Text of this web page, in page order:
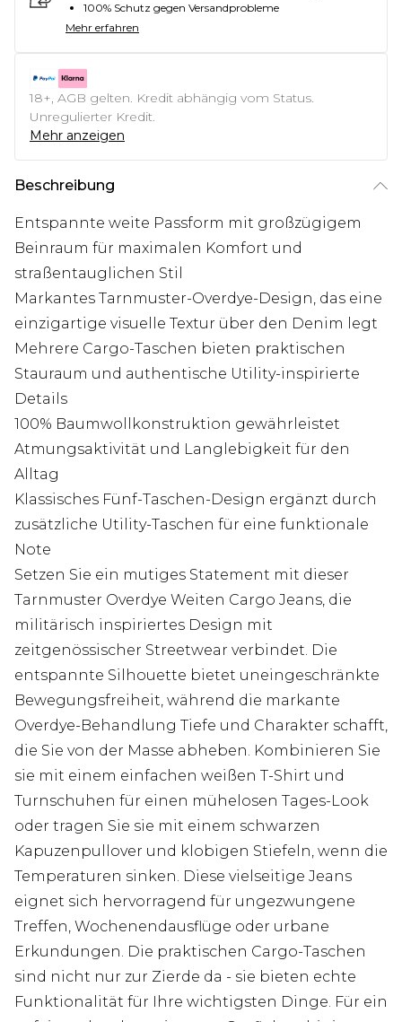
100% Schutz gegen Versandprobleme
Mehr erfahren
18+, AGB gelten. Kredit abhängig vom Status.
Unregulierter Kredit.
Mehr anzeigen
Beschreibung
Entspannte weite Passform mit großzügigem
Beinraum für maximalen Komfort und
straßentauglichen Stil
Markantes Tarnmuster-Overdye-Design, das eine
einzigartige visuelle Textur über den Denim legt
Mehrere Cargo-Taschen bieten praktischen
Stauraum und authentische Utility-inspirierte
Details
100% Baumwollkonstruktion gewährleistet
Atmungsaktivität und Langlebigkeit für den
Alltag
Klassisches Fünf-Taschen-Design ergänzt durch
zusätzliche Utility-Taschen für eine funktionale
Note
Setzen Sie ein mutiges Statement mit dieser
Tarnmuster Overdye Weiten Cargo Jeans, die
militärisch inspiriertes Design mit
zeitgenössischer Streetwear verbindet. Die
entspannte Silhouette bietet uneingeschränkte
Bewegungsfreiheit, während die markante
Overdye-Behandlung Tiefe und Charakter schafft,
die Sie von der Masse abheben. Kombinieren Sie
sie mit einem einfachen weißen T-Shirt und
Turnschuhen für einen mühelosen Tages-Look
oder tragen Sie sie mit einem schwarzen
Kapuzenpullover und klobigen Stiefeln, wenn die
Temperaturen sinken. Diese vielseitige Jeans
eignet sich hervorragend für ungezwungene
Treffen, Wochenendausflüge oder urbane
Erkundungen. Die praktischen Cargo-Taschen
sind nicht nur zur Zierde da - sie bieten echte
Funktionalität für Ihre wichtigsten Dinge. Für ein